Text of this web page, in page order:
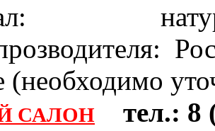
(необходимо
САЛОН
тел.: 8